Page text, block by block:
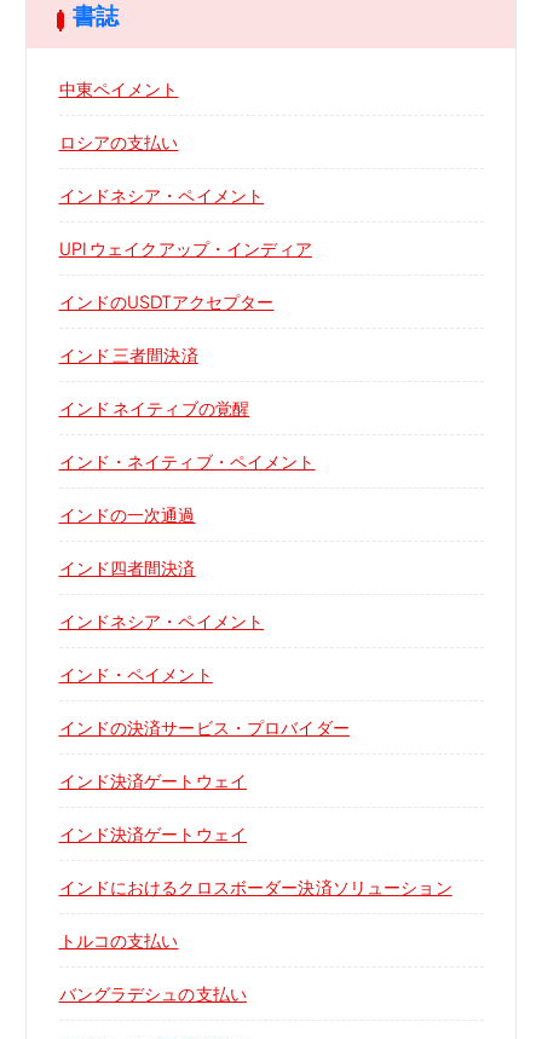
書誌
中東ペイメント
ロシアの支払い
インドネシア・ペイメント
UPI ウェイクアップ・インディア
インドのUSDTアクセプター
インド 三者間決済
インド ネイティブの覚醒
インド・ネイティブ・ペイメント
インドの一次通過
インド四者間決済
インドネシア・ペイメント
インド・ペイメント
インドの決済サービス・プロバイダー
インド決済ゲートウェイ
インド決済ゲートウェイ
インドにおけるクロスボーダー決済ソリューション
トルコの支払い
バングラデシュの支払い